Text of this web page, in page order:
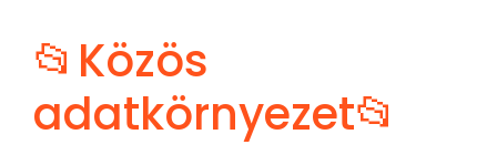
📂Közös
adatkörnyezet📂